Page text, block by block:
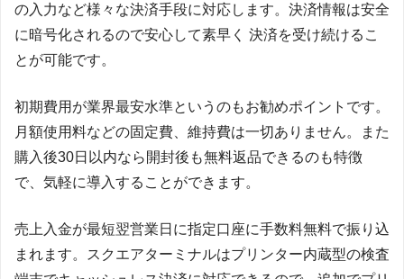
の入力など様々な決済手段に対応します。決済情報は安全
に暗号化されるので安心して素早く 決済を受け続けるこ
とが可能です。
初期費用が業界最安水準というのもお勧めポイントです。
月額使用料などの固定費、維持費は一切ありません。また
購入後30日以内なら開封後も無料返品できるのも特徴
で、気軽に導入することができます。
売上入金が最短翌営業日に指定口座に手数料無料で振り込
まれます。スクエアターミナルはプリンター内蔵型の検査